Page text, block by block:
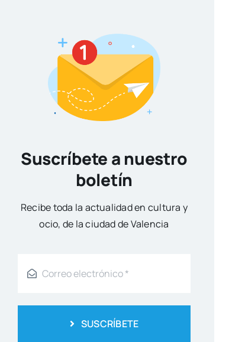
Suscríbete a nuestro
boletín
Reci­be toda la actua­li­dad en cul­tu­ra y
ocio, de la ciu­dad de Valen­cia
SUSCRÍBETE